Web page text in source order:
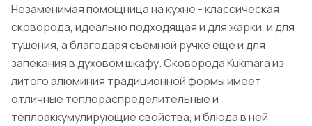
Незаменимая помощница на кухне - классическая
сковорода, идеально подходящая и для жарки, и для
тушения, а благодаря съемной ручке еще и для
запекания в духовом шкафу. Сковорода Kukmara из
литого алюминия традиционной формы имеет
отличные теплораспределительные и
теплоаккумулирующие свойства, и блюда в ней